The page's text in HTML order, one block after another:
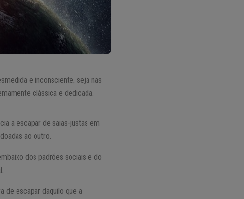
e inconsciente, seja nas
clássica e dedicada.
a escapar de saias-justas em
ao outro.
dos padrões sociais e do
de escapar daquilo que a